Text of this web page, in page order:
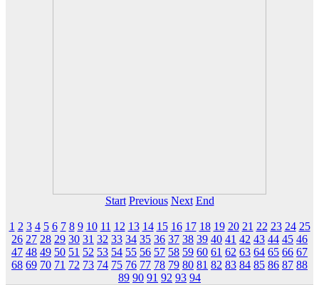
Start Previous Next End
1 2 3 4 5 6 7 8 9 10 11 12 13 14 15 16 17 18 19 20 21 22 23 24 25
26 27 28 29 30 31 32 33 34 35 36 37 38 39 40 41 42 43 44 45 46
47 48 49 50 51 52 53 54 55 56 57 58 59 60 61 62 63 64 65 66 67
68 69 70 71 72 73 74 75 76 77 78 79 80 81 82 83 84 85 86 87 88
89 90 91 92 93 94